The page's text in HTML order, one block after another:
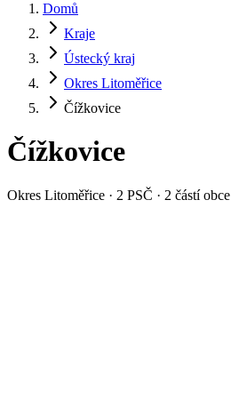
Domů
Kraje
Ústecký kraj
Okres Litoměřice
Čížkovice
Čížkovice
Okres Litoměřice · 2 PSČ · 2 částí obce